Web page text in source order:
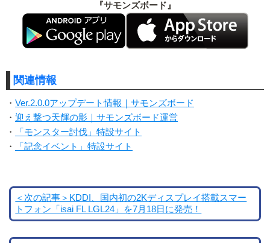
『サモンズボード』
関連情報
・ Ver.2.0.0アップデート情報｜サモンズボード
・ 迎え撃つ天輝の影｜サモンズボード運営
・
「モンスター討伐」特設サイト
・
「記念イベント」特設サイト
＜次の記事＞KDDI、国内初の2Kディスプレイ搭載スマー
トフォン「isai FL LGL24」を7月18日に発売！